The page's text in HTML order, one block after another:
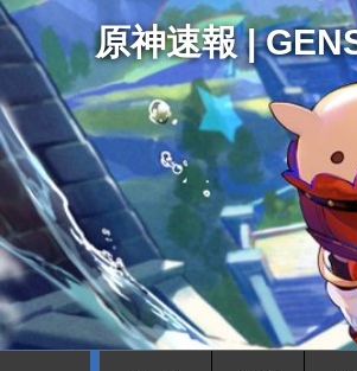
原神速報 |